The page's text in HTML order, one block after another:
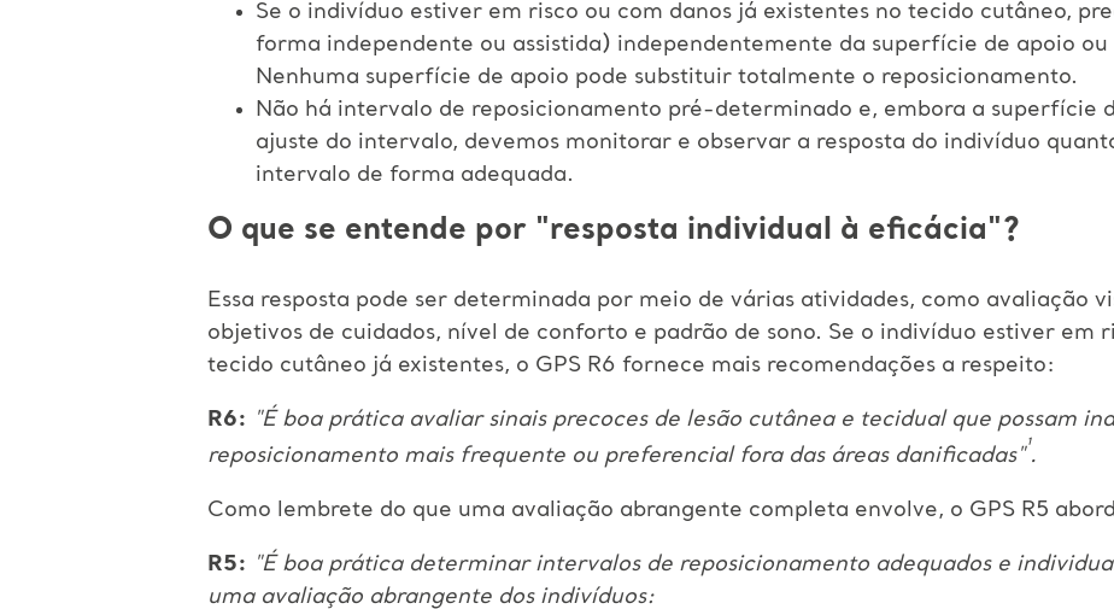
Se o indivíduo estiver em risco ou com danos já existentes no tecido cutâneo,
forma independente ou assistida) independentemente da superfície de apoio
Nenhuma superfície de apoio pode substituir totalmente o reposicionamento.
Não há intervalo de reposicionamento pré-determinado e, embora a superfície
ajuste do intervalo, devemos monitorar e observar a resposta do indivíduo
intervalo de forma adequada.
O que se entende por "resposta individual à eficácia"?
Essa resposta pode ser determinada por meio de várias atividades, como avaliação
objetivos de cuidados, nível de conforto e padrão de sono. Se o indivíduo estiver em
tecido cutâneo já existentes, o GPS R6 fornece mais recomendações a respeito:
R6:
"É boa prática avaliar sinais precoces de lesão cutânea e tecidual que possam
reposicionamento mais frequente ou preferencial fora das áreas danificadas"¹.
Como lembrete do que uma avaliação abrangente completa envolve, o GPS R5
R5:
"É boa prática determinar intervalos de reposicionamento adequados e
uma avaliação abrangente dos indivíduos: